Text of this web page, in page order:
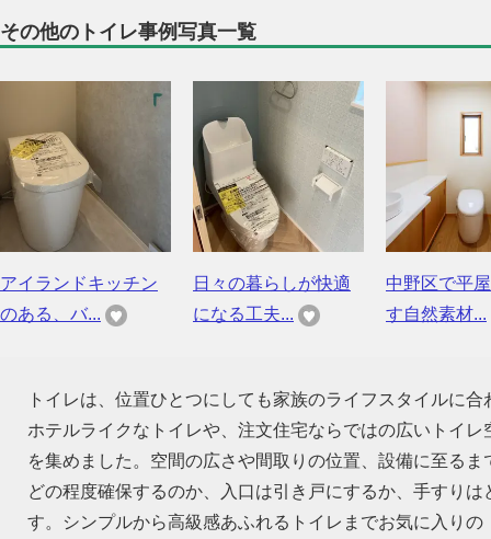
その他のトイレ事例写真一覧
アイランドキッチン
のある、バ...
日々の暮らしが快適
になる工夫...
中野区で平
す自然素材...
トイレは、位置ひとつにしても家族のライフスタイルに
ホテルライクなトイレや、注文住宅ならではの広いトイ
を集めました。空間の広さや間取りの位置、設備に至る
どの程度確保するのか、入口は引き戸にするか、手すり
す。シンプルから高級感あふれるトイレまでお気に入り